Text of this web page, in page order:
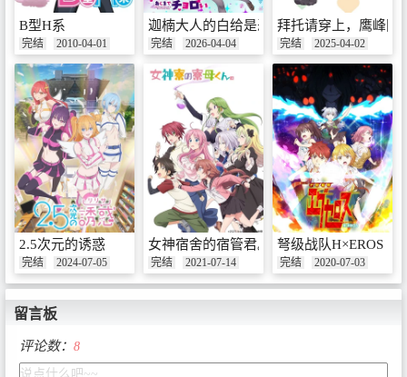
B型H系
完结 2010-04-01
迦楠大人的白给是恶魔级
完结 2026-04-04
拜托请穿上，鹰峰同
完结 2025-04-02
2.5次元的诱惑
完结 2024-07-05
女神宿舍的宿管君。
完结 2021-07-14
弩级战队H×EROS
完结 2020-07-03
留言板
评论数： 8